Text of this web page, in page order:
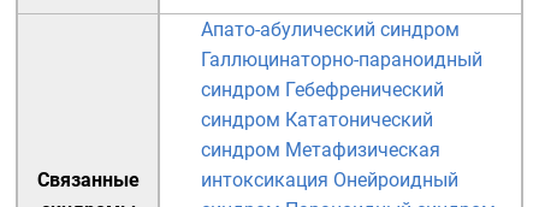
Связанные
Апато-абулический синдром
Галлюцинаторно-параноидный
синдром Гебефренический
синдром Кататонический
синдром Метафизическая
интоксикация Онейроидный